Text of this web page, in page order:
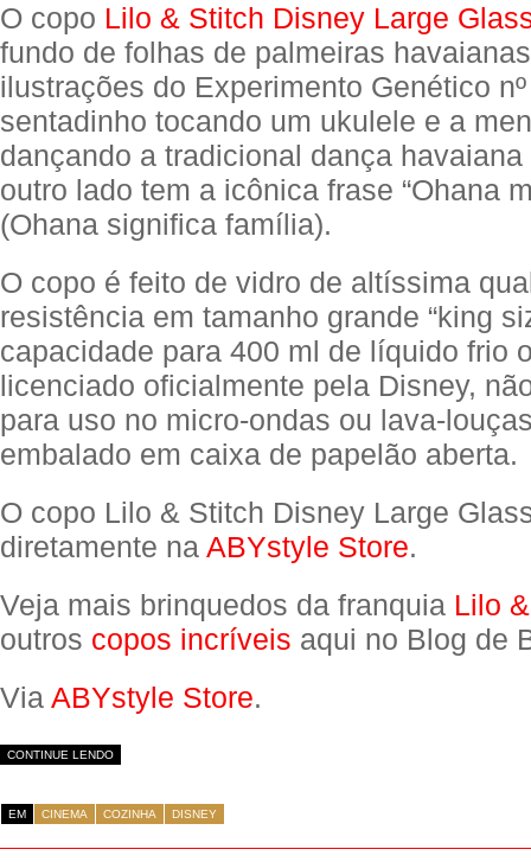
O copo Lilo & Stitch Disney Large
fundo de folhas de palmeiras
ilustrações do Experimento Genético
sentadinho tocando um ukulele e a
dançando a tradicional dança
outro lado tem a icônica frase “Ohana
(Ohana significa família).
O copo é feito de vidro de altíssima
resistência em tamanho grande “king
capacidade para 400 ml de líquido frio
licenciado oficialmente pela Disney,
para uso no micro-ondas ou lava-
embalado em caixa de papelão aberta.
O copo Lilo & Stitch Disney Large
diretamente na ABYstyle Store.
Veja mais brinquedos da franquia Lilo
outros copos incríveis aqui no Blog de
Via ABYstyle Store.
CONTINUE LENDO
EM CINEMA COZINHA DISNEY